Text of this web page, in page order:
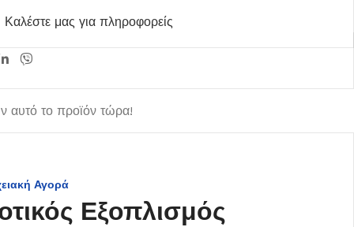
Καλέστε μας για πληροφορείς
αυτό το προϊόν τώρα!
Αγορά
Εξοπλισμός